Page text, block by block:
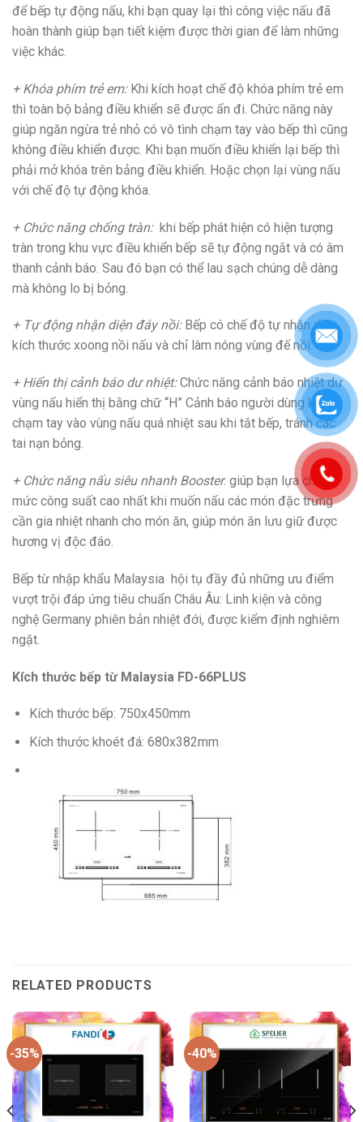
để bếp tự động nấu, khi bạn quay lại thì công việc nấu đã
hoàn thành giúp bạn tiết kiệm được thời gian để làm những
việc khác.
+ Khóa phím trẻ em:Khi kích hoạt chế độ khóa phím trẻ em
thì toàn bộ bảng điều khiển sẽ được ẩn đi. Chức năng này
giúp ngăn ngừa trẻ nhỏ có vô tình chạm tay vào bếp thì cũng
không điều khiển được. Khi bạn muốn điều khiển lại bếp thì
phải mở khóa trên bảng điều khiển. Hoặc chọn lại vùng nấu
với chế độ tự động khóa.
+ Chức năng chống tràn:khi bếp phát hiện có hiện tượng
tràn trong khu vực điều khiển bếp sẽ tự động ngắt và có âm
thanh cảnh báo. Sau đó bạn có thể lau sạch chúng dễ dàng
mà không lo bị bỏng.
+ Tự động nhận diện đáy nồi:Bếp có chế độ tự nhận diện
kích thước xoong nồi nấu và chỉ làm nóng vùng đế nồi.
+ Hiển thị cảnh báo dư nhiệt:Chức năng cảnh báo nhiệt dư
vùng nấu hiển thị bằng chữ “H” Cảnh báo người dùng không
chạm tay vào vùng nấu quá nhiệt sau khi tắt bếp, tránh các
tai nạn bỏng.
+ Chức năng nấu siêu nhanh Booster: giúp bạn lựa chọn
mức công suất cao nhất khi muốn nấu các món đặc trưng
cần gia nhiệt nhanh cho món ăn, giúp món ăn lưu giữ được
hương vị độc đáo.
Bếp từ nhập khẩu Malaysia hội tụ đầy đủ những ưu điểm
vượt trội đáp ứng tiêu chuẩn Châu Âu: Linh kiện và công
nghệ Germany phiên bản nhiệt đới, được kiểm định nghiêm
ngặt.
Kích thước bếp từ Malaysia FD-66PLUS
Kích thước bếp: 750x450mm
Kích thước khoét đá: 680x382mm
RELATED PRODUCTS
-35% -40%